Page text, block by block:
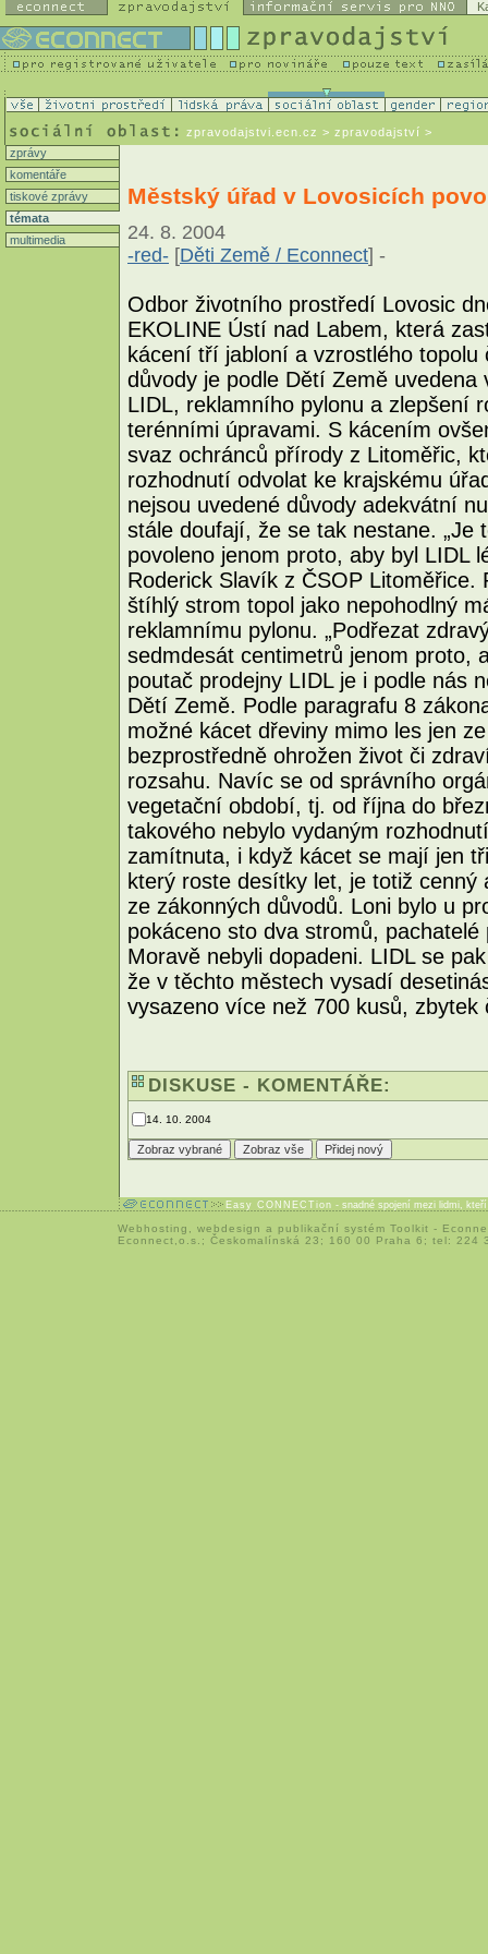
zpravodajstvi.ecn.cz > zpravodajství >
zprávy
komentáře
tiskové zprávy
témata
multimedia
Městský úřad v Lovosicích
24. 8. 2004
-red- [Děti Země / Econnect] -
Odbor životního prostředí Lovosic
EKOLINE Ústí nad Labem, která
kácení tří jabloní a vzrostlého
důvody je podle Dětí Země
LIDL, reklamního pylonu a zlepšení
terénními úpravami. S kácením
svaz ochránců přírody z Litoměřic,
rozhodnutí odvolat ke krajskému
nejsou uvedené důvody adekvátní
stále doufají, že se tak nestane. „Je
povoleno jenom proto, aby byl LIDL
Roderick Slavík z ČSOP
štíhlý strom topol jako nepohodlný
reklamnímu pylonu. „Podřezat
sedmdesát centimetrů jenom proto,
poutač prodejny LIDL je i podle nás
Dětí Země. Podle paragrafu 8
možné kácet dřeviny mimo les jen
bezprostředně ohrožen život či
rozsahu. Navíc se od správního
vegetační období, tj. od října do
takového nebylo vydaným
zamítnuta, i když kácet se mají jen
který roste desítky let, je totiž
ze zákonných důvodů. Loni bylo u
pokáceno sto dva stromů,
Moravě nebyli dopadeni. LIDL se
že v těchto městech vysadí
vysazeno více než 700 kusů,
DISKUSE - KOMENTÁŘE:
14. 10. 2004
Easy CONNECTion - snadné spojení mezi lidmi,
Webhosting webdesign a publikační systém Toolkit -
Econnect,o.s.; Českomalínská 23; 160 00 Praha 6; tel: 224